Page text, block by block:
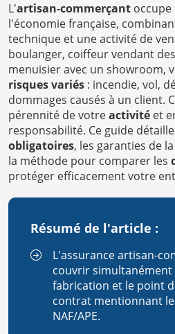
L'artisan-commerçant occupe
l'économie française,
technique et une activité de
boulanger, coiffeur vendant
menuisier avec un showroom,
risques variés : incendie, vol,
dommages causés à un client.
pérennité de votreactivité et
responsabilité. Ce guide
obligatoires, les garanties de
la méthode pour comparer les
protéger efficacement votre
Résumé de l'article :
L'assurance artisan-
couvrir
fabrication et le point
contrat mentionnant
NAF/APE.